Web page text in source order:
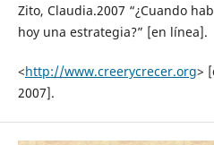
Zito, Claudia.2007 “¿Cuando
hoy una estrategia?” [en línea].
<http://www.creerycrecer.org>
2007].